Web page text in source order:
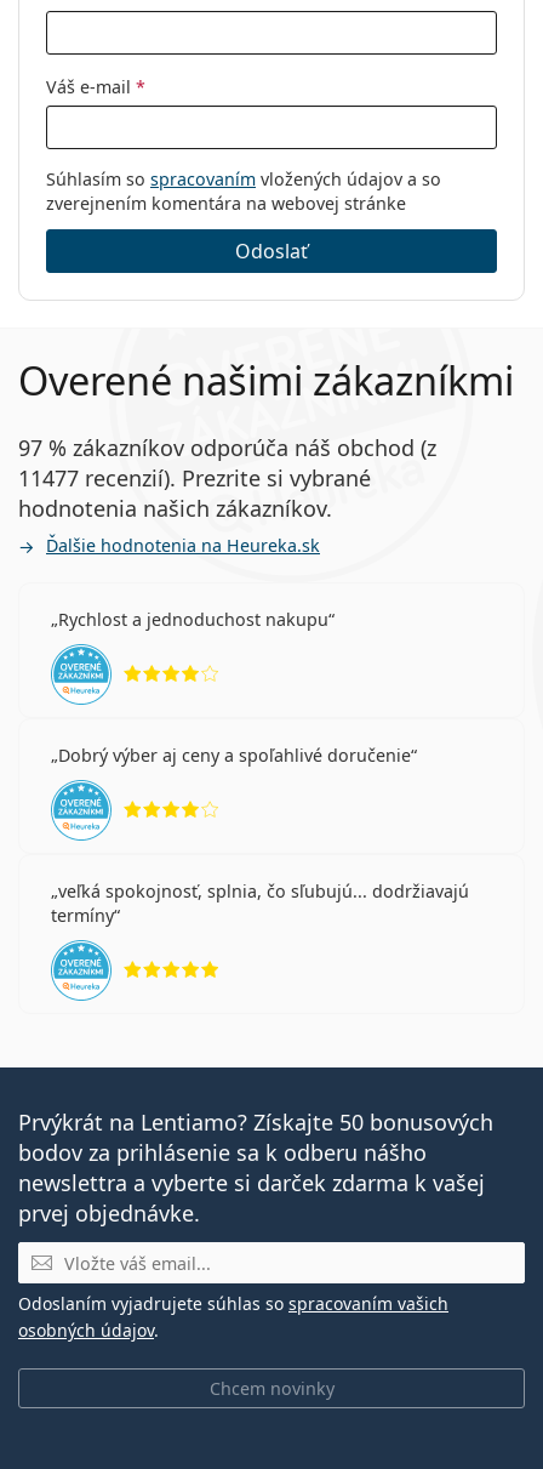
Váš e-mail *
Súhlasím so spracovaním vložených údajov a so
zverejnením komentára na webovej stránke
Odoslať
Overené našimi zákazníkmi
97 % zákazníkov odporúča náš obchod (z
11477 recenzií). Prezrite si vybrané
hodnotenia našich zákazníkov.
Ďalšie hodnotenia na Heureka.sk
Rychlost a jednoduchost nakupu
Dobrý výber aj ceny a spoľahlivé doručenie
veľká spokojnosť, splnia, čo sľubujú... dodržiavajú
termíny
Prvýkrát na Lentiamo? Získajte 50 bonusových
bodov za prihlásenie sa k odberu nášho
newslettra a vyberte si darček zdarma k vašej
prvej objednávke.
E-mail
Chcem novinky
Odoslaním vyjadrujete súhlas so spracovaním vašich
osobných údajov.